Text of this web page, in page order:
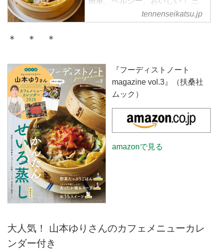
る、フォロワー16万人超、インス
タグラムで話題の“365日せいろ蒸
拍子そろった、いま大ブームの
「せいろ蒸し」。現在発売中の
回は、特集のなかで紹介されてい
る、フォロワー16万人超、インス
タグラムで話題の“365日せいろ蒸
し”の達人・らむさんに、誰でも
簡単につくれる「豆苗とえのきの
肉巻き」のつくり方を教えてもら
いました。
tennenseikatsu.jp
＊ ＊ ＊
『フーディストノート
magazine vol.3』（扶桑社
ムック）
amazonで見る
大人気！ 山本ゆりさんのカフェメニューカレ
ンダー付き